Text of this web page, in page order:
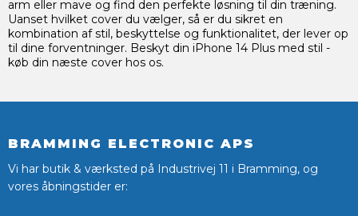
arm eller mave og find den perfekte løsning til din træning.
Uanset hvilket cover du vælger, så er du sikret en
kombination af stil, beskyttelse og funktionalitet, der lever op
til dine forventninger. Beskyt din iPhone 14 Plus med stil -
køb din næste cover hos os.
BRAMMING ELECTRONIC APS
Vi har butik & værksted på Industrivej 11 i Bramming, og
vores åbningstider er: